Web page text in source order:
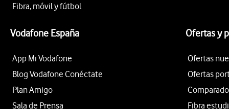
Fibra, móvil y fútbol
Vodafone España
App Mi Vodafone
Blog Vodafone Conéctate
Plan Amigo
Sala de Prensa
Ofertas y
Ofertas
Ofertas
Fibra